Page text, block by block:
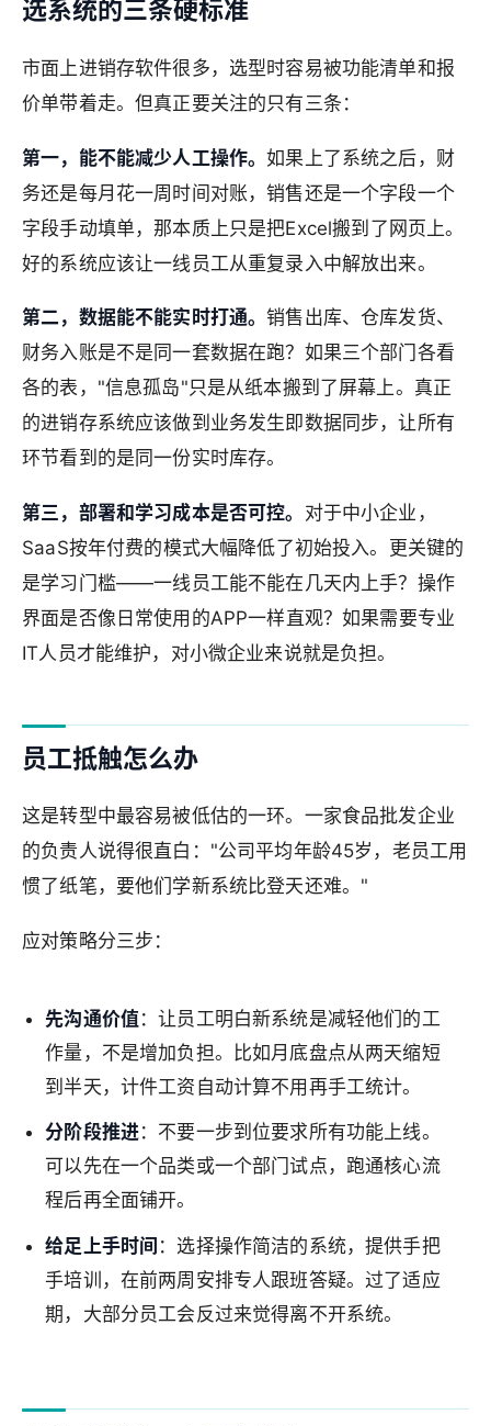
选系统的三条硬标准
市面上进销存软件很多，选型时容易被功能清单和报
价单带着走。但真正要关注的只有三条：
第一，能不能减少人工操作。如果上了系统之后，财
务还是每月花一周时间对账，销售还是一个字段一个
字段手动填单，那本质上只是把Excel搬到了网页上。
好的系统应该让一线员工从重复录入中解放出来。
第二，数据能不能实时打通。销售出库、仓库发货、
财务入账是不是同一套数据在跑？如果三个部门各看
各的表，"信息孤岛"只是从纸本搬到了屏幕上。真正
的进销存系统应该做到业务发生即数据同步，让所有
环节看到的是同一份实时库存。
第三，部署和学习成本是否可控。 对于中小企业，
SaaS按年付费的模式大幅降低了初始投入。更关键的
是学习门槛——一线员工能不能在几天内上手？操作
界面是否像日常使用的APP一样直观？如果需要专业
IT人员才能维护，对小微企业来说就是负担。
员工抵触怎么办
这是转型中最容易被低估的一环。一家食品批发企业
的负责人说得很直白："公司平均年龄45岁，老员工用
惯了纸笔，要他们学新系统比登天还难。"
应对策略分三步：
先沟通价值 ：让员工明白新系统是减轻他们的工
作量，不是增加负担。比如月底盘点从两天缩短
到半天，计件工资自动计算不用再手工统计。
分阶段推进：不要一步到位要求所有功能上线。
可以先在一个品类或一个部门试点，跑通核心流
程后再全面铺开。
给足上手时间 ：选择操作简洁的系统，提供手把
手培训，在前两周安排专人跟班答疑。过了适应
期，大部分员工会反过来觉得离不开系统。